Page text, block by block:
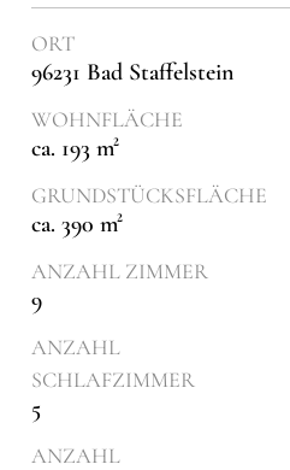
ORT
96231 Bad Staffelstein
WOHNFLÄCHE
ca. 193 m²
GRUNDSTÜCKSFLÄCHE
ca. 390 m²
ANZAHL ZIMMER
9
ANZAHL
SCHLAFZIMMER
5
ANZAHL